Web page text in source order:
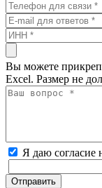
Вы можете
Excel. Размер не
Я даю согласие